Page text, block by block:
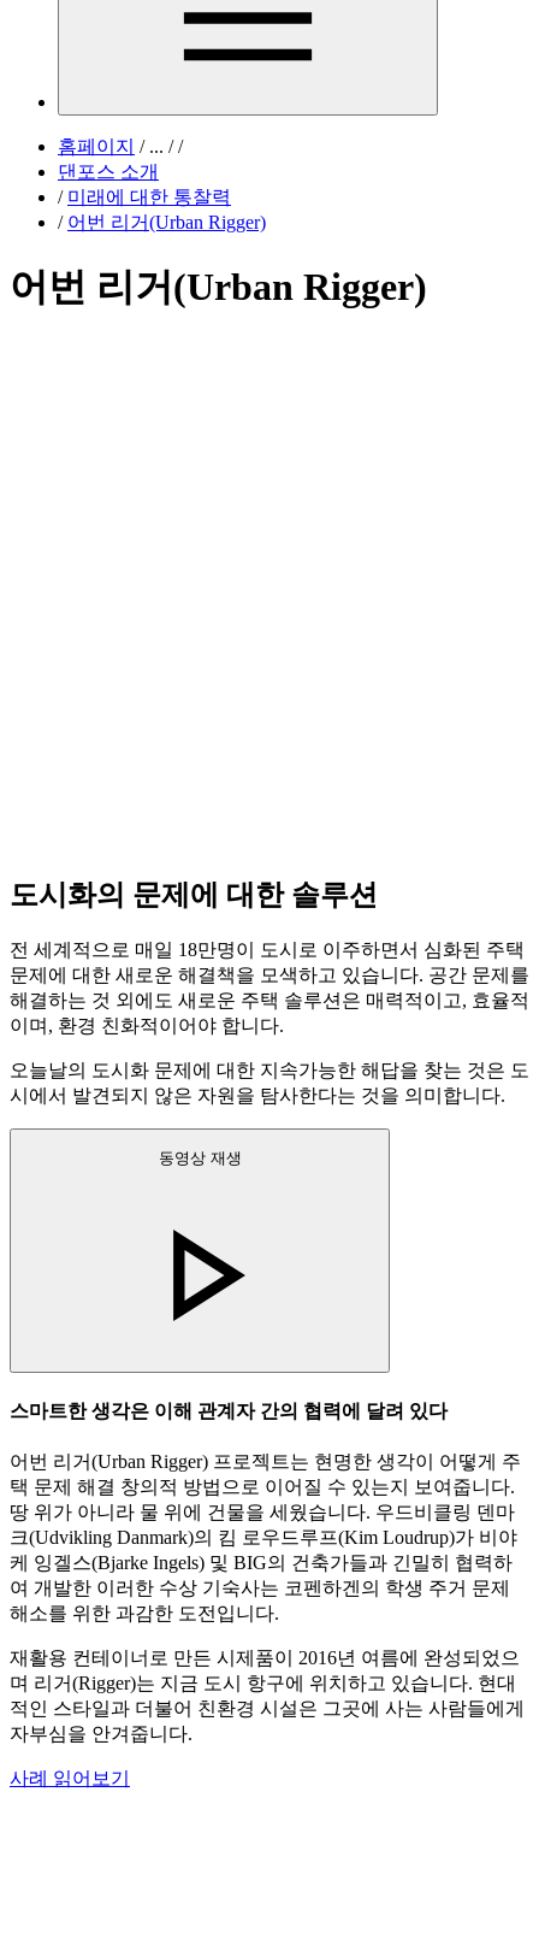
홈페이지 /... / /
댄포스 소개
/ 미래에 대한 통찰력
/ 어번 리거(Urban Rigger)
어번 리거(Urban Rigger)
도시화의 문제에 대한 솔루션
전 세계적으로 매일 18만명이 도시로 이주하면서 심화된 주택
문제에 대한 새로운 해결책을 모색하고 있습니다. 공간 문제를
해결하는 것 외에도 새로운 주택 솔루션은 매력적이고, 효율적
이며, 환경 친화적이어야 합니다.
오늘날의 도시화 문제에 대한 지속가능한 해답을 찾는 것은 도
시에서 발견되지 않은 자원을 탐사한다는 것을 의미합니다.
동영상 재생
스마트한 생각은 이해 관계자 간의 협력에 달려 있다
어번 리거(Urban Rigger) 프로젝트는 현명한 생각이 어떻게 주
택 문제 해결 창의적 방법으로 이어질 수 있는지 보여줍니다.
땅 위가 아니라 물 위에 건물을 세웠습니다. 우드비클링 덴마
크(Udvikling Danmark)의 킴 로우드루프(Kim Loudrup)가 비야
케 잉겔스(Bjarke Ingels) 및 BIG의 건축가들과 긴밀히 협력하
여 개발한 이러한 수상 기숙사는 코펜하겐의 학생 주거 문제
해소를 위한 과감한 도전입니다.
재활용 컨테이너로 만든 시제품이 2016년 여름에 완성되었으
며 리거(Rigger)는 지금 도시 항구에 위치하고 있습니다. 현대
적인 스타일과 더불어 친환경 시설은 그곳에 사는 사람들에게
자부심을 안겨줍니다.
사례 읽어보기